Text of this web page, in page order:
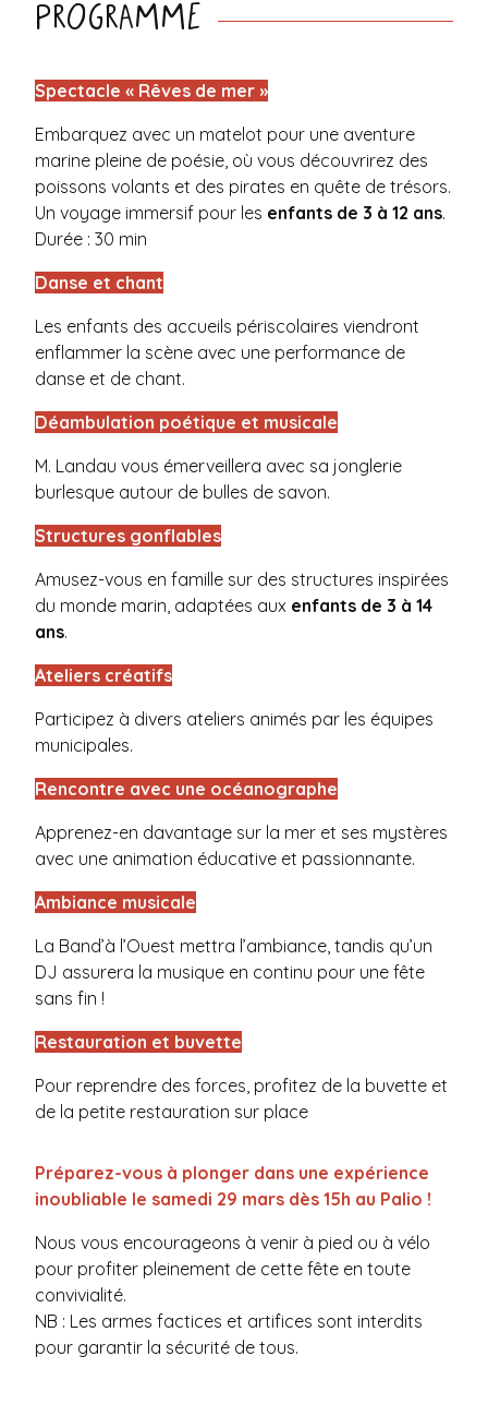
Programme
Spectacle « Rêves de mer »
Embarquez avec un matelot pour une aventure
marine pleine de poésie, où vous découvrirez des
poissons volants et des pirates en quête de trésors.
Un voyage immersif pour les enfants de 3 à 12 ans.
Durée : 30 min
Danse et chant
Les enfants des accueils périscolaires viendront
enflammer la scène avec une performance de
danse et de chant.
Déambulation poétique et musicale
M. Landau vous émerveillera avec sa jonglerie
burlesque autour de bulles de savon.
Structures gonflables
Amusez-vous en famille sur des structures inspirées
du monde marin, adaptées aux enfants de 3 à 14
ans.
Ateliers créatifs
Participez à divers ateliers animés par les équipes
municipales.
Rencontre avec une océanographe
Apprenez-en davantage sur la mer et ses mystères
avec une animation éducative et passionnante.
Ambiance musicale
La Band’à l’Ouest mettra l’ambiance, tandis qu’un
DJ assurera la musique en continu pour une fête
sans fin !
Restauration et buvette
Pour reprendre des forces, profitez de la buvette et
de la petite restauration sur place
Préparez-vous à plonger dans une expérience
inoubliable le samedi 29 mars dès 15h au Palio !
Nous vous encourageons à venir à pied ou à vélo
pour profiter pleinement de cette fête en toute
convivialité.
NB : Les armes factices et artifices sont interdits
pour garantir la sécurité de tous.